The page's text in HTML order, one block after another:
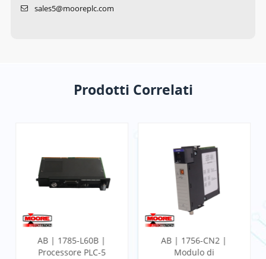
sales5@mooreplc.com
Prodotti Correlati
AB | 1785-L60B |
Processore PLC-5
AB | 1756-CN2 |
Modulo di